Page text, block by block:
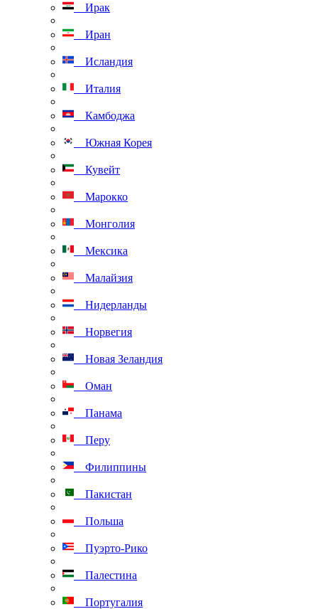
Ирак
Иран
Исландия
Италия
Камбоджа
Южная Корея
Кувейт
Марокко
Монголия
Мексика
Малайзия
Нидерланды
Норвегия
Новая Зеландия
Оман
Панама
Перу
Филиппины
Пакистан
Польша
Пуэрто-Рико
Палестина
Португалия